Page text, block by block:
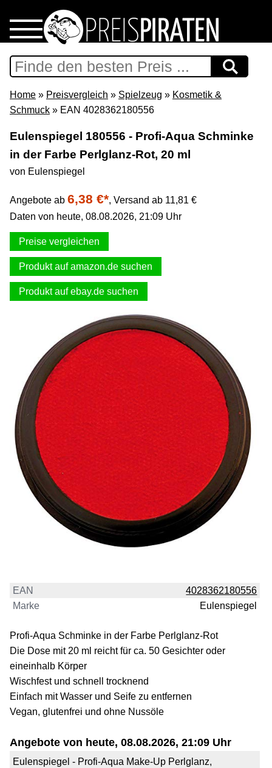
Home
Download
Support & Newsletter
Presse
Datenschutz
Impressum
Home » Preisvergleich » Spielzeug » Kosmetik &
Schmuck » EAN 4028362180556
Eulenspiegel 180556 - Profi-Aqua Schminke
in der Farbe Perlglanz-Rot, 20 ml
von Eulenspiegel
Angebote ab 6,38 €*, Versand ab 11,81 €
Daten von heute, 08.08.2026, 21:09 Uhr
Preise vergleichen
Produkt auf amazon.de suchen
Produkt auf ebay.de suchen
EAN
4028362180556
Marke
Eulenspiegel
Profi-Aqua Schminke in der Farbe Perlglanz-Rot
Die Dose mit 20 ml reicht für ca. 50 Gesichter oder
eineinhalb Körper
Wischfest und schnell trocknend
Einfach mit Wasser und Seife zu entfernen
Vegan, glutenfrei und ohne Nussöle
Angebote von heute, 08.08.2026, 21:09 Uhr
Eulenspiegel - Profi-Aqua Make-Up Perlglanz,